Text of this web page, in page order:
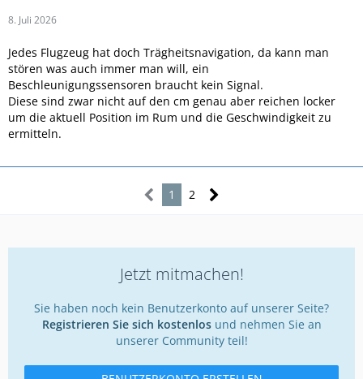
8. Juli 2026
Jedes Flugzeug hat doch Trägheitsnavigation, da kann man
stören was auch immer man will, ein
Beschleunigungssensoren braucht kein Signal.
Diese sind zwar nicht auf den cm genau aber reichen locker
um die aktuell Position im Rum und die Geschwindigkeit zu
ermitteln.
1 2
Jetzt mitmachen!
Sie haben noch kein Benutzerkonto auf unserer Seite?
Registrieren Sie sich kostenlosund nehmen Sie an
unserer Community teil!